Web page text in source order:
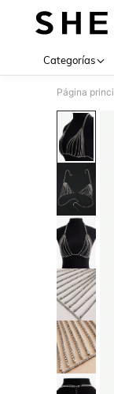
Categorías
Página